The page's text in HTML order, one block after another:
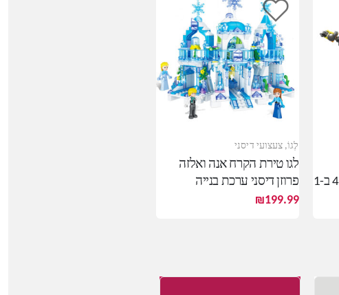
צעצוע רובוט לילדים דגם 4 ב-1
לֶגוֹ, צעצועי דיסני
לגו טירת הקרח אנה ואלזה
פרוזן דיסני ערכת בנייה
₪199.99